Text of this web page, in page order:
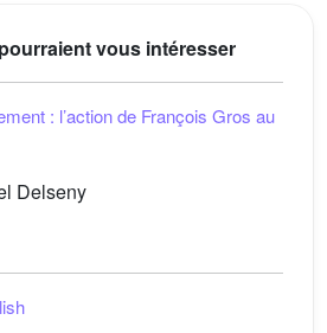
vous intéresser
: l’action de François Gros au
Delseny